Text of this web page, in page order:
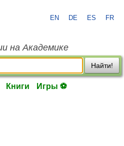
EN DE ES FR
на Академике
Найти!
Книги Игры ⚽